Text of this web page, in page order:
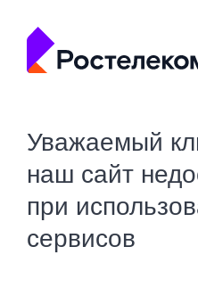
Уважаемый
наш сайт
при
сервисов